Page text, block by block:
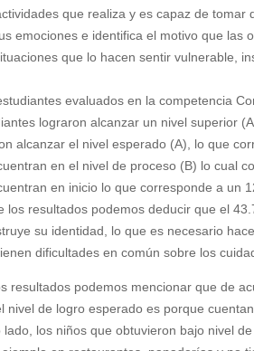
que realiza y es capaz de
emociones e identifica el motivo que las
que lo hacen sentir vulnerable,
evaluados en la competencia
lograron alcanzar un nivel superior
alcanzar el nivel esperado (A), lo que
en el nivel de proceso (B) lo cual
en inicio lo que corresponde a un
los resultados podemos deducir que el
su identidad, lo que es necesario
dificultades en común sobre los
resultados podemos mencionar que de
nivel de logro esperado es porque
lado, los niños que obtuvieron bajo nivel